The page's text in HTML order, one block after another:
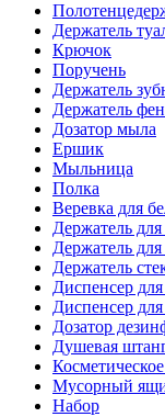
Держатель
Крючок
Поручень
Держатель
Держатель
Дозатор мыла
Eршик
Мыльница
Полка
Веревка для
Держатель
Держатель
Держатель
Диспенсер
Диспенсер
Дозатор
Душевая
Мусорный
Набор